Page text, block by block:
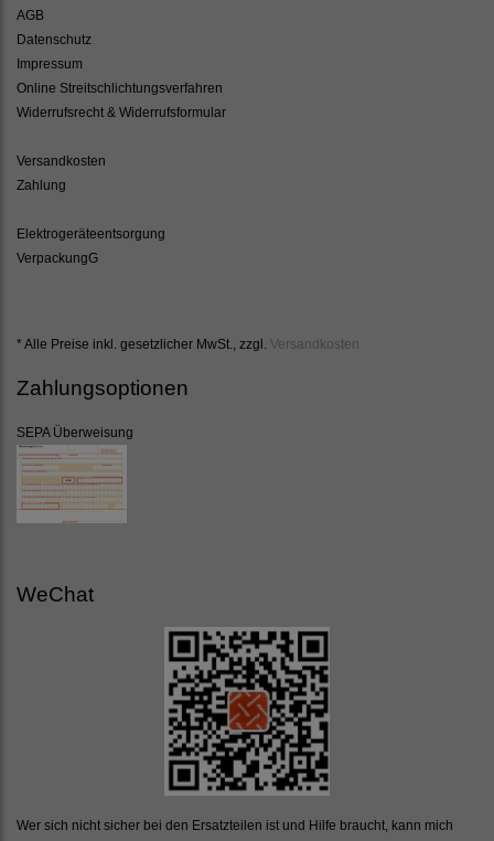
AGB
Datenschutz
Impressum
Online Streitschlichtungsverfahren
Widerrufsrecht & Widerrufsformular
Versandkosten
Zahlung
Elektrogeräteentsorgung
VerpackungG
* Alle Preise inkl. gesetzlicher MwSt., zzgl. Versandkosten
Zahlungsoptionen
SEPA Überweisung
WeChat
Wer sich nicht sicher bei den Ersatzteilen ist und Hilfe braucht, kann mich